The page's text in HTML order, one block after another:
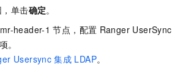
单击确定。
header-1 节点，配置 Ranger UserSync
。
Usersync 集成 LDAP。